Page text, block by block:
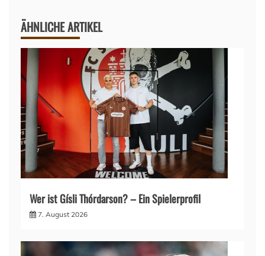
ÄHNLICHE ARTIKEL
Wer ist Gísli Thórdarson? – Ein Spielerprofil
7. August 2026